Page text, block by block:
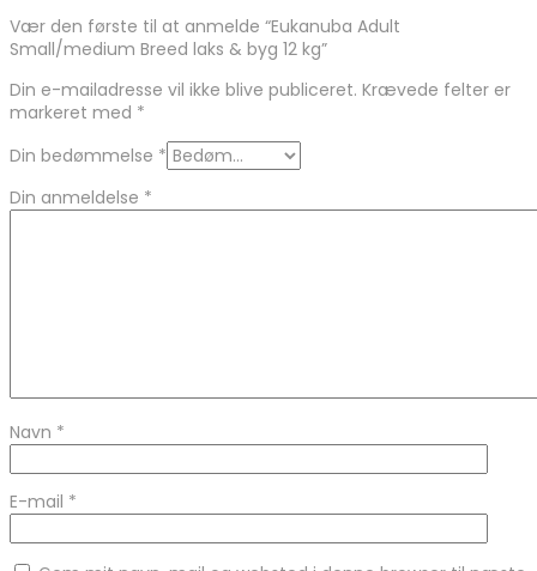
Vær den første til at anmelde “Eukanuba Adult
Small/medium Breed laks & byg 12 kg”
Din e-mailadresse vil ikke blive publiceret. Krævede felter er
markeret med *
Din bedømmelse *
Din anmeldelse *
Navn *
E-mail *